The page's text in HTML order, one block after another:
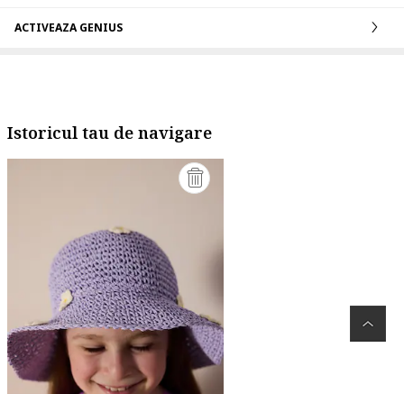
ACTIVEAZA GENIUS
Istoricul tau de navigare